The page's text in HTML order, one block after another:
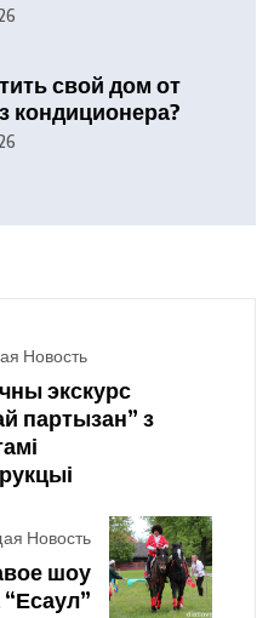
свой дом от
кондиционера?
Новость
экскурс
партызан” з
Новость
шоу